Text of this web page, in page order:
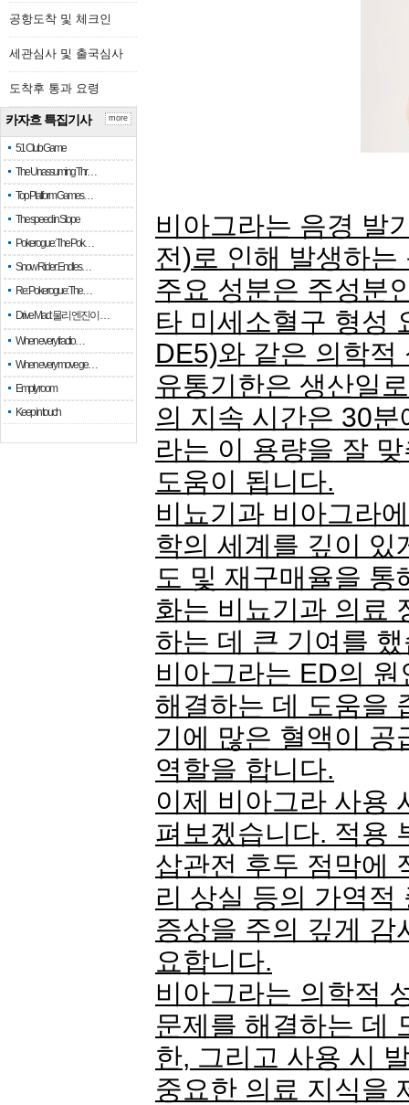
공항도착 및 체크인
세관심사 및 출국심사
도착후 통과 요령
카자흐 특집기사
51 Club Game
The Unassuming Thr…
Top Platform Games…
The speed in Slope
Pokerogue: The Pok…
Snow Rider: Endles…
Re: Pokerogue: The…
Drive Mad: 물리 엔진이 …
When every fractio…
When every move ge…
Empty room
Keep in touch
more
비아그라는 음경 발
전)로 인해 발생하
주요 성분은 주성분
타 미세소혈구 형성
DE5)와 같은 의학적
유통기한은 생산일
의 지속 시간은 30
라는 이 용량을 잘
도움이 됩니다.
비뇨기과 비아그라
학의 세계를 깊이 있
도 및 재구매율을
화는 비뇨기과 의료
하는 데 큰 기여를
비아그라는 ED의
해결하는 데 도움을
기에 많은 혈액이 공
역할을 합니다.
이제 비아그라 사용
펴보겠습니다. 적용
삽관전 후두 점막에
리 상실 등의 가역적
증상을 주의 깊게 감
요합니다.
비아그라는 의학적
문제를 해결하는 데
한, 그리고 사용 시
중요한 의료 지식을